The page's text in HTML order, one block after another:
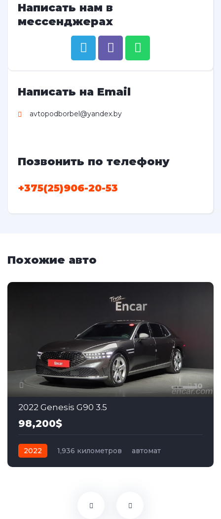
Написать нам в
мессенджерах
Написать на Email
avtopodborbel@yandex.by
Позвонить по телефону
+375(25)906-20-53
Похожие авто
10
2022 Genesis G90 3.5
98,200$
2022 1,936 километров
автомат